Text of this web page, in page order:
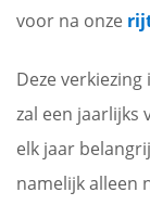
voor na onze
Deze
zal een jaarlijks
elk jaar
namelijk alleen